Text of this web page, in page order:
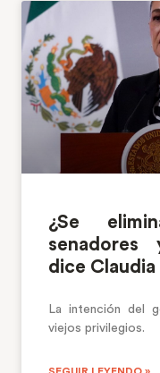
¿Se
senadores
dice Claudia
La intención del
viejos privilegios.